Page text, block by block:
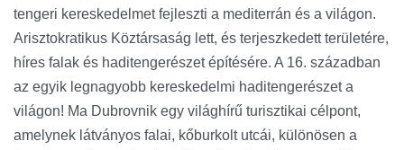
tengeri kereskedelmet fejleszti a mediterrán és a világon.
Arisztokratikus Köztársaság lett, és terjeszkedett területére,
híres falak és haditengerészet építésére. A 16. században
az egyik legnagyobb kereskedelmi haditengerészet a
világon! Ma Dubrovnik egy világhírű turisztikai célpont,
amelynek látványos falai, kőburkolt utcái, különösen a